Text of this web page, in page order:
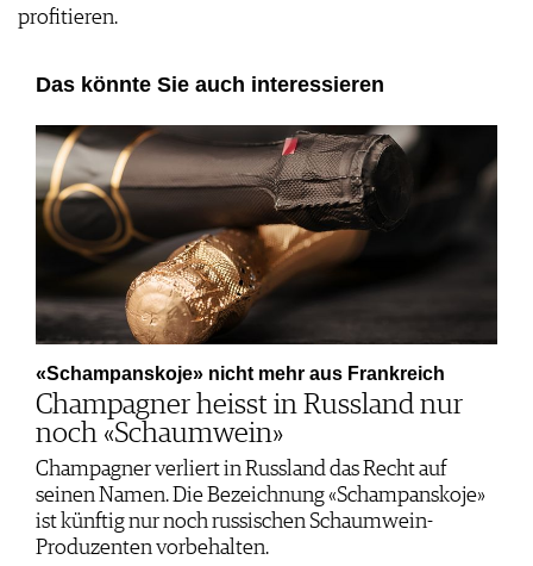
profitieren.
Das könnte Sie auch interessieren
«Schampanskoje» nicht mehr aus Frankreich
Champagner heisst in Russland nur
noch «Schaumwein»
Champagner verliert in Russland das Recht auf
seinen Namen. Die Bezeichnung «Schampanskoje»
ist künftig nur noch russischen Schaumwein-
Produzenten vorbehalten.